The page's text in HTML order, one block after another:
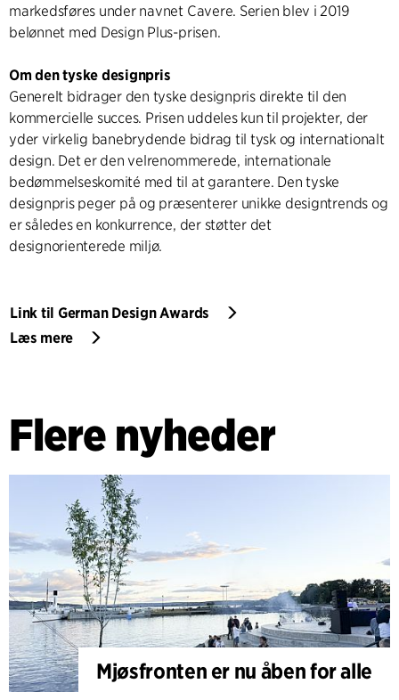
markedsføres under navnet Cavere. Serien blev i 2019
belønnet med Design Plus-prisen.
Om den tyske designpris
Generelt bidrager den tyske designpris direkte til den
kommercielle succes. Prisen uddeles kun til projekter, der
yder virkelig banebrydende bidrag til tysk og internationalt
design. Det er den velrenommerede, internationale
bedømmelseskomité med til at garantere. Den tyske
designpris peger på og præsenterer unikke designtrends og
er således en konkurrence, der støtter det
designorienterede miljø.
Link til German Design Awards
Læs mere
Flere nyheder
Mjøsfronten er nu åben for alle